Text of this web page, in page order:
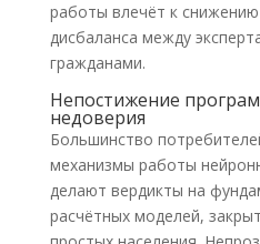
работы влечёт к
дисбаланса между
гражданами.
Непостижение
недоверия
Большинство
механизмы работы
делают вердикты на
расчётных моделей,